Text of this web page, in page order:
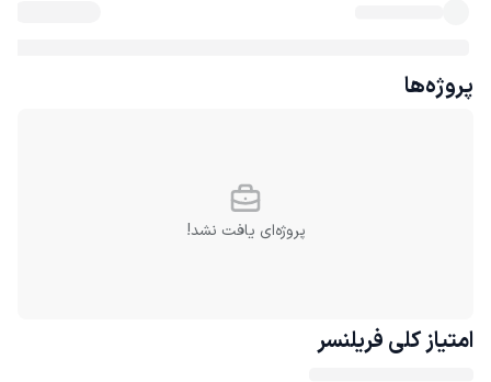
پروژه‌ها
پروژه‌ای یافت نشد!
امتیاز کلی فریلنسر